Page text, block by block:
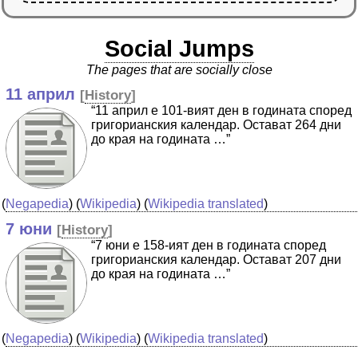
Social Jumps
The pages that are socially close
11 април [History]
“11 април е 101-вият ден в годината според
григорианския календар. Остават 264 дни
до края на годината …”
(Negapedia) (Wikipedia) (Wikipedia translated)
7 юни [History]
“7 юни е 158-ият ден в годината според
григорианския календар. Остават 207 дни
до края на годината …”
(Negapedia) (Wikipedia) (Wikipedia translated)